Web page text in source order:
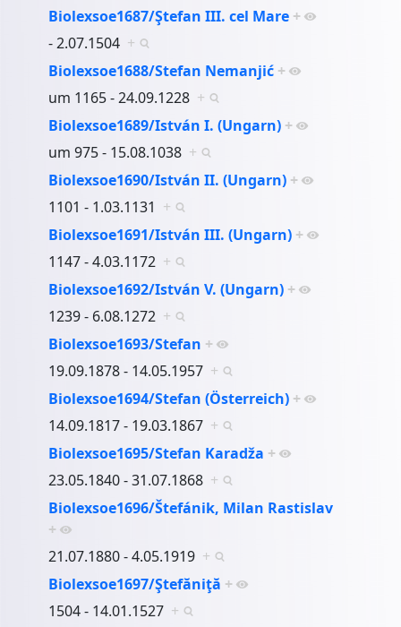
Biolexsoe1687/Ştefan III. cel Mare +
- 2.07.1504 +
Biolexsoe1688/Stefan Nemanjić +
um 1165 - 24.09.1228 +
Biolexsoe1689/István I. (Ungarn) +
um 975 - 15.08.1038 +
Biolexsoe1690/István II. (Ungarn) +
1101 - 1.03.1131 +
Biolexsoe1691/István III. (Ungarn) +
1147 - 4.03.1172 +
Biolexsoe1692/István V. (Ungarn) +
1239 - 6.08.1272 +
Biolexsoe1693/Stefan +
19.09.1878 - 14.05.1957 +
Biolexsoe1694/Stefan (Österreich) +
14.09.1817 - 19.03.1867 +
Biolexsoe1695/Stefan Karadža +
23.05.1840 - 31.07.1868 +
Biolexsoe1696/Štefánik, Milan Rastislav
+
21.07.1880 - 4.05.1919 +
Biolexsoe1697/Ştefăniţă +
1504 - 14.01.1527 +